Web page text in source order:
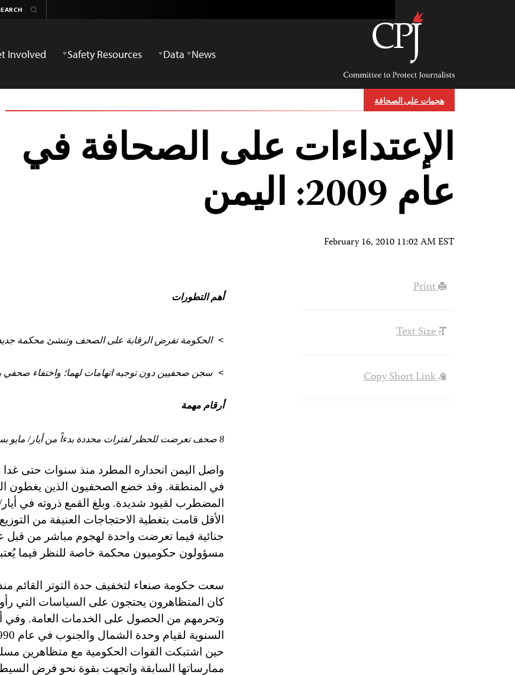
Committee
Protect
Journalists
News
Data
Safety Resources
Involved
هجمات على الصحافة
الإعتداءات على الصحافة في
عام 2009: اليمن
February 16, 2010 11:02 AM EST
أهم التطورات
> الحكومة تفرض الرقابة على الصحف وتنشئ محكمة
> سجن صحفيين دون توجيه اتهامات لهما؛ واختفاء صحفي
أرقام مهمة
8 صحف تعرضت للحظر لفترات محددة بدءاً من أيار/ مايو بسبب تغطيتها للاضطرابات في الجنوب.
واصل اليمن انحداره المطرد منذ سنوات حتى غدا
في المنطقة. وقد خضع الصحفيون الذين يغطون
المضطرب لقيود شديدة. وبلغ القمع ذروته في
الأقل قامت بتغطية الاحتجاجات العنيفة من
جنائية فيما تعرضت واحدة لهجوم مباشر من قبل
مسؤولون حكوميون محكمة خاصة للنظر فيما يُعتبر
سعت حكومة صنعاء لتخفيف حدة التوتر القائم
كان المتظاهرون يحتجون على السياسات التي
وتحرمهم من الحصول على الخدمات العامة. وفي
حين اشتبكت القوات الحكومية مع متظاهرين
ممارساتها السابقة واتجهت بقوة نحو فرض
Print
Text Size
Copy Short Link